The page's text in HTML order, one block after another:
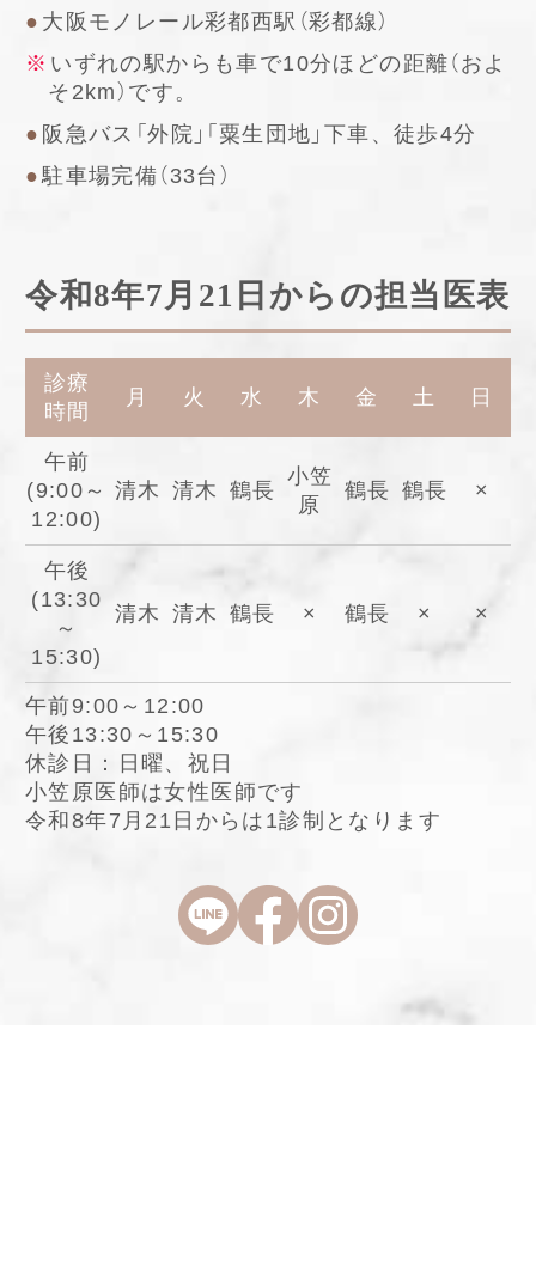
大阪モノレール彩都西駅（彩都線）
いずれの駅からも車で10分ほどの距離（およ
そ2km）です。
阪急バス「外院」「粟生団地」下車、徒歩4分
駐車場完備（33台）
令和8年7月21日からの担当医表
午前9:00～12:00
午後13:30～15:30
休診日：日曜、祝日
小笠原医師は女性医師です
令和8年7月21日からは1診制となります
診療
時間
月 火 水 木 金 土 日
午前
(9:00～
12:00)
清木 清木 鶴長
小笠
原
鶴長 鶴長 ×
午後
(13:30
～
15:30)
清木 清木 鶴長 × 鶴長 × ×